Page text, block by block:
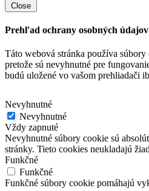
Close
Prehľad ochrany osobných údajov
Táto webová stránka používa
pretože sú nevyhnutné pre
budú uložené vo vašom prehliadači
Nevyhnutné
Nevyhnutné
Vždy zapnuté
Nevyhnutné súbory cookie sú
stránky. Tieto cookies neukladajú
Funkčné
Funkčné
Funkčné súbory cookie pomáhajú